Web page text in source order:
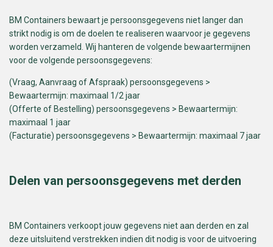
BM Containers bewaart je persoonsgegevens niet langer dan
strikt nodig is om de doelen te realiseren waarvoor je gegevens
worden verzameld. Wij hanteren de volgende bewaartermijnen
voor de volgende persoonsgegevens:
(Vraag, Aanvraag of Afspraak) persoonsgegevens >
Bewaartermijn: maximaal 1/2 jaar
(Offerte of Bestelling) persoonsgegevens > Bewaartermijn:
maximaal 1 jaar
(Facturatie) persoonsgegevens > Bewaartermijn: maximaal 7 jaar
Delen van persoonsgegevens met derden
BM Containers verkoopt jouw gegevens niet aan derden en zal
deze uitsluitend verstrekken indien dit nodig is voor de uitvoering